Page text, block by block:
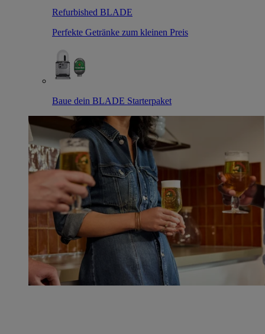
Refurbished BLADE
Perfekte Getränke zum kleinen Preis
Baue dein BLADE Starterpaket